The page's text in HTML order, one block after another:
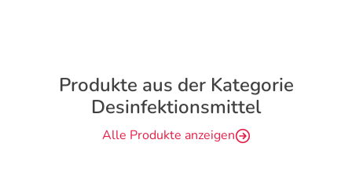
Produkte aus der Kategorie
Desinfektionsmittel
Alle Produkte anzeigen